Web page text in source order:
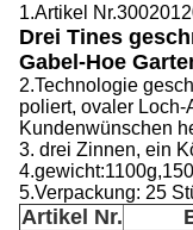
1.Artikel
Drei Tines
Gabel-Hoe
2.Technologie
poliert, ovaler
Kundenwünschen
3. drei Zinnen, ein
5.Verpackung: 25
Artikel Nr.